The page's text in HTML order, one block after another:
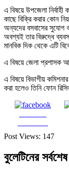
এ বিষয়ে উপজেলা
কাছে বিক্রি করার কোন
অন্যদের বসবাসের সুযোগ
অবশ্যই তার বিরুদ্ধে
মানবিক দিক থেকে এটি
এ বিষয়ে জেলা প্রশাসক
এ বিষয়ে বিভাগীয়
করা হলেও তিনি ফোন
Post Views: 147
বুলেটিনের সর্বশেষ